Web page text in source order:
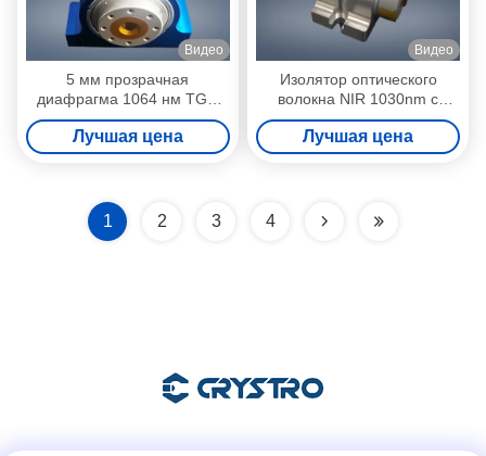
Видео
5 мм прозрачная
диафрагма 1064 нм TGG
свободный изолятор
Фарадея с двойным
выходом окон
Лучшая цена
Видео
Изолятор оптического
волокна NIR 1030nm с
диафрагмой 12 мм TGG
Лучшая цена
1 2 3 4